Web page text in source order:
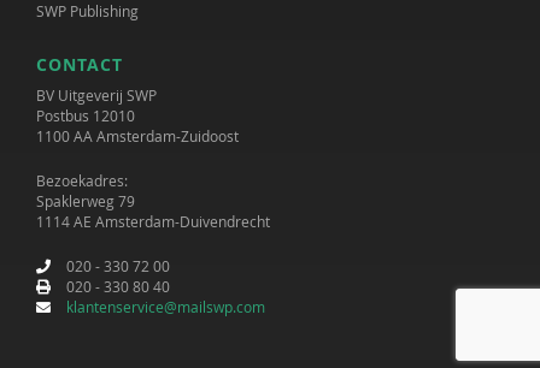
SWP Publishing
CONTACT
BV Uitgeverij SWP
Postbus 12010
1100 AA Amsterdam-Zuidoost
Bezoekadres:
Spaklerweg 79
1114 AE Amsterdam-Duivendrecht
020 - 330 72 00
020 - 330 80 40
klantenservice@mailswp.com